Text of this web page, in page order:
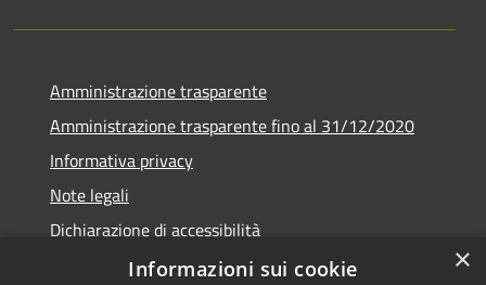
Amministrazione trasparente
Amministrazione trasparente fino al 31/12/2020
Informativa privacy
Note legali
Dichiarazione di accessibilità
×
Informazioni sui cookie